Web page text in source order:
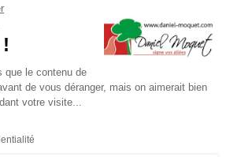
que le contenu de
de vous déranger, mais on aimerait bien
votre visite...
de communication
Plan du site